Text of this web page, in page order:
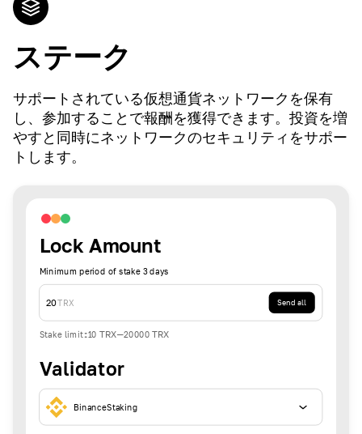
ステーク
サポートされている仮想通貨ネットワークを保有
し、参加することで報酬を獲得できます。投資を増
やすと同時にネットワークのセキュリティをサポー
トします。
Lock Amount
Minimum period of stake 3 days
20TRX Send all
Stake limit:10 TRX-20000 TRX
Validator
BinanceStaking